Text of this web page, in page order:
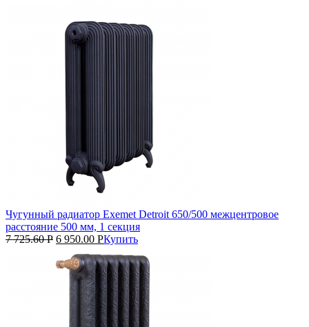
Чугунный радиатор Exemet Detroit 650/500 межцентровое
расстояние 500 мм, 1 секция
7 725.60Р 6 950.00 РКупить